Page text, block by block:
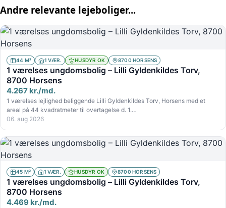
Andre relevante lejeboliger...
44 M² 1 VÆR. HUSDYR OK 8700 HORSENS
1 værelses ungdomsbolig – Lilli Gyldenkildes Torv,
8700 Horsens
4.267 kr./md.
1 værelses lejlighed beliggende Lilli Gyldenkildes Torv, Horsens med et
areal på 44 kvadratmeter til overtagelse d. 1.…
06. aug 2026
45 M² 1 VÆR. HUSDYR OK 8700 HORSENS
1 værelses ungdomsbolig – Lilli Gyldenkildes Torv,
8700 Horsens
4.469 kr./md.